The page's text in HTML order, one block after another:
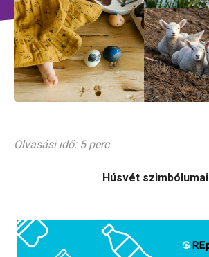
Olvasási idő: 5 perc
Húsvét szimbólumai